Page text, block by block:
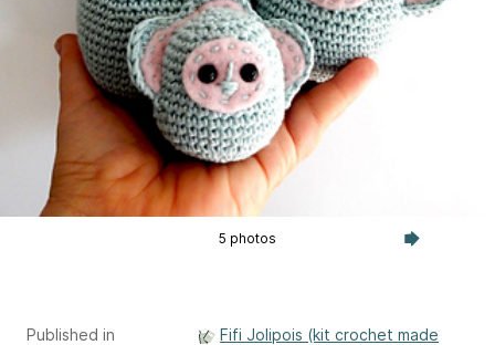
5 photos
Published in
Fifi Jolipois (kit crochet made